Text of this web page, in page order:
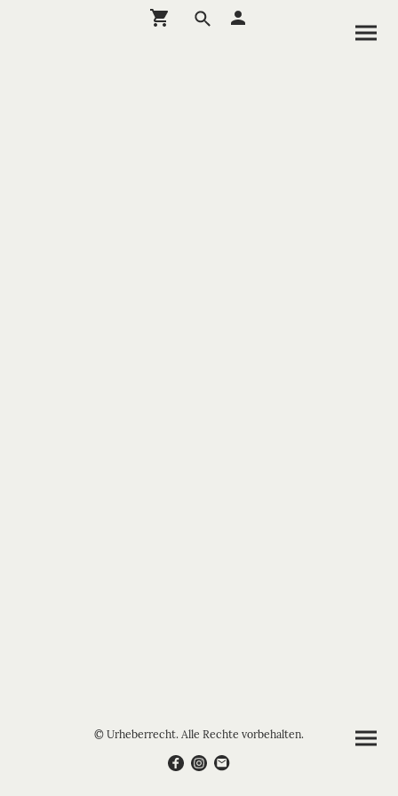
© Urheberrecht. Alle Rechte vorbehalten.